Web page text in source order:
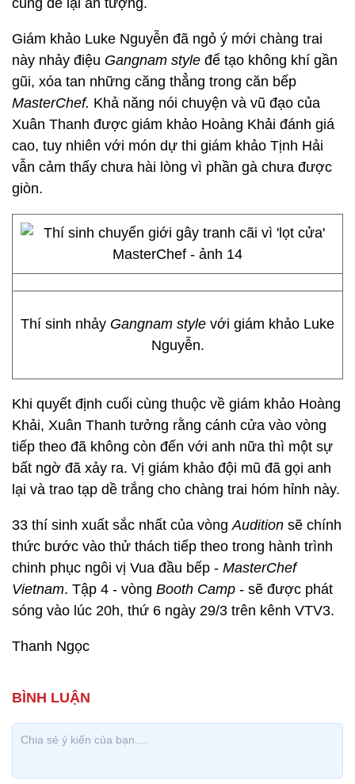
cũng để lại ấn tượng.
Giám khảo Luke Nguyễn đã ngỏ ý mới chàng trai
này nhảy điệu Gangnam style để tạo không khí gần
gũi, xóa tan những căng thẳng trong căn bếp
MasterChef. Khả năng nói chuyện và vũ đạo của
Xuân Thanh được giám khảo Hoàng Khải đánh giá
cao, tuy nhiên với món dự thi giám khảo Tịnh Hải
vẫn cảm thấy chưa hài lòng vì phần gà chưa được
giòn.
Thí sinh nhảy Gangnam style với giám khảo Luke
Nguyễn.
Khi quyết định cuối cùng thuộc về giám khảo Hoàng
Khải, Xuân Thanh tưởng rằng cánh cửa vào vòng
tiếp theo đã không còn đến với anh nữa thì một sự
bất ngờ đã xảy ra. Vị giám khảo đội mũ đã gọi anh
lại và trao tạp dề trắng cho chàng trai hóm hỉnh này.
33 thí sinh xuất sắc nhất của vòngAudition sẽ chính
thức bước vào thử thách tiếp theo trong hành trình
chinh phục ngôi vị Vua đầu bếp - MasterChef
Vietnam. Tập 4 - vòng Booth Camp - sẽ được phát
sóng vào lúc 20h, thứ 6 ngày 29/3 trên kênh VTV3.
Thanh Ngọc